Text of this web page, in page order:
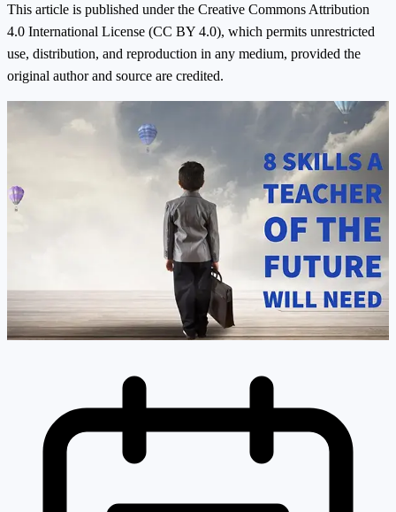
This article is published under the Creative Commons Attribution
4.0 International License (CC BY 4.0), which permits unrestricted
use, distribution, and reproduction in any medium, provided the
original author and source are credited.